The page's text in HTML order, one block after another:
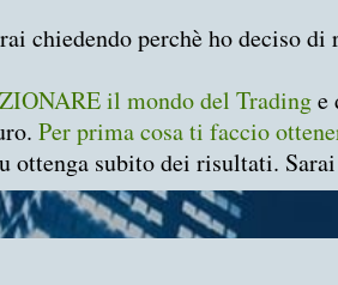
chiedendo perchè ho deciso di
il mondo del Tradinge
Per prima cosa ti faccio
ottenga subito dei risultati.